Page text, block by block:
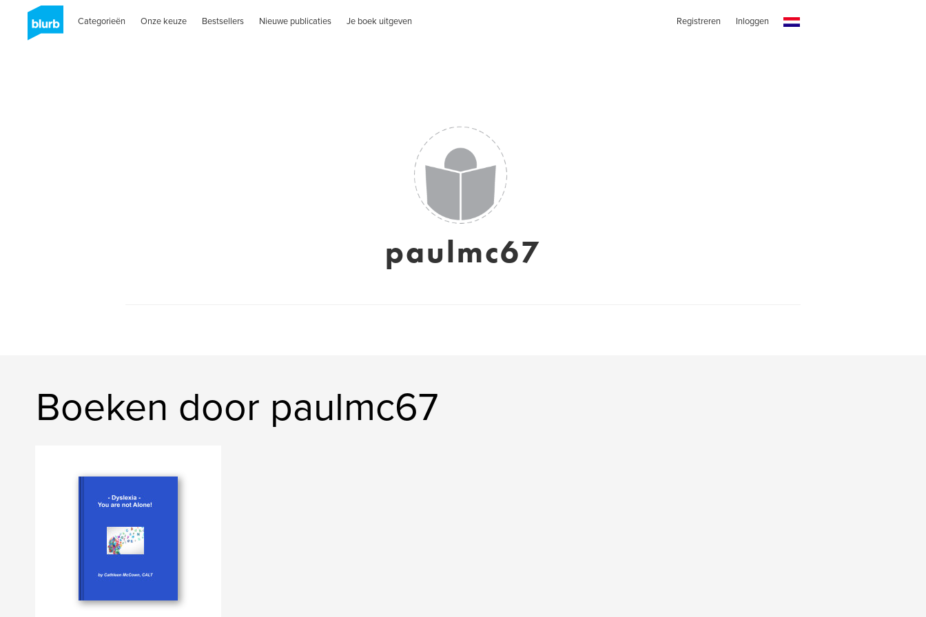
Categorieën Onze keuze Bestsellers Nieuwe publicaties Je boek uitgeven Registreren Inloggen
paulmc67
Boeken door paulmc67